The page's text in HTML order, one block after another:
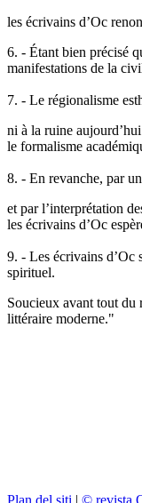
les écrivains d’Oc
6. - Étant bien précisé
manifestations de la
7. - Le régionalisme
ni à la ruine
le formalisme
8. - En revanche, par
et par l’interprétation
les écrivains d’Oc
9. - Les écrivains d’Oc
spirituel.
Soucieux avant tout du
littéraire moderne."
Plan del siti | © revista